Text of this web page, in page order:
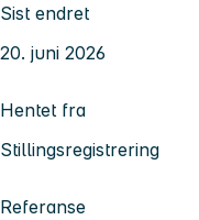
Sist endret
20. juni 2026
Hentet fra
Stillingsregistrering
Referanse